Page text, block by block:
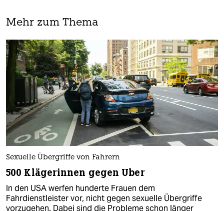
Mehr zum Thema
Sexuelle Übergriffe von Fahrern
500 Klägerinnen gegen Uber
In den USA werfen hunderte Frauen dem
Fahrdienstleister vor, nicht gegen sexuelle Übergriffe
vorzugehen. Dabei sind die Probleme schon länger